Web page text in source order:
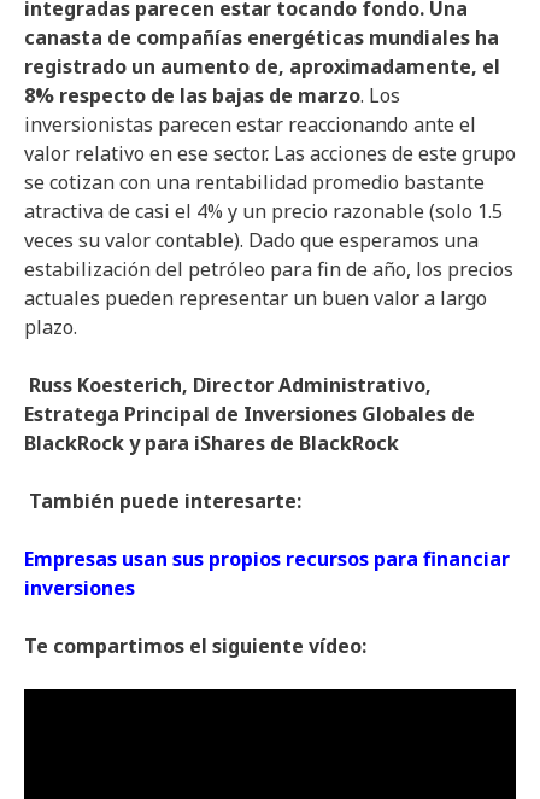
integradas parecen estar tocando fondo. Una
canasta de compañías energéticas mundiales ha
registrado un aumento de, aproximadamente, el
8% respecto de las bajas de marzo. Los
inversionistas parecen estar reaccionando ante el
valor relativo en ese sector. Las acciones de este grupo
se cotizan con una rentabilidad promedio bastante
atractiva de casi el 4% y un precio razonable (solo 1.5
veces su valor contable). Dado que esperamos una
estabilización del petróleo para fin de año, los precios
actuales pueden representar un buen valor a largo
plazo.
Russ Koesterich, Director Administrativo,
Estratega Principal de Inversiones Globales de
BlackRock y para iShares de BlackRock
También puede interesarte:
Empresas usan sus propios recursos para financiar
inversiones
Te compartimos el siguiente vídeo: